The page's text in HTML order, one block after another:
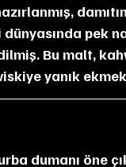
pek
Bu malt,
yanık